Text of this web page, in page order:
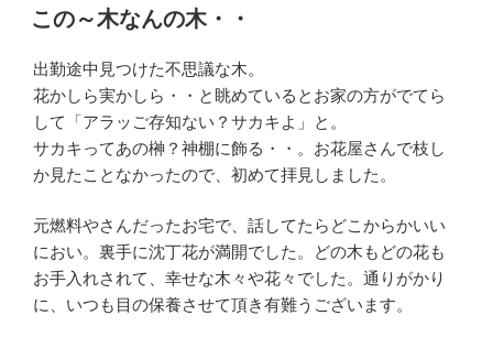
稿
日:
この～木なんの木・・
出勤途中見つけた不思議な木。
花かしら実かしら・・と眺めているとお家の方がでてら
して「アラッご存知ない？サカキよ」と。
サカキってあの榊？神棚に飾る・・。お花屋さんで枝し
か見たことなかったので、初めて拝見しました。
元燃料やさんだったお宅で、話してたらどこからかいい
におい。裏手に沈丁花が満開でした。どの木もどの花も
お手入れされて、幸せな木々や花々でした。通りがかり
に、いつも目の保養させて頂き有難うございます。